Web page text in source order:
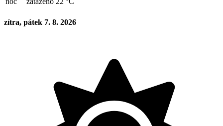
zítra, pátek 7. 8. 2026